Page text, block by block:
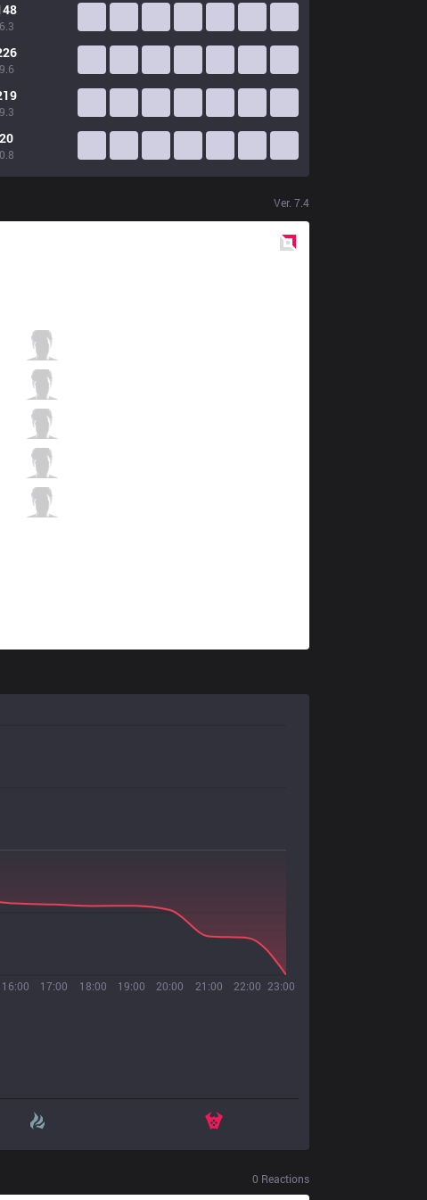
6.3
9.6
9.3
20
0.8
Ver. 7.4
16:00 17:00 18:00 19:00 20:00 21:00 22:00 23:00
0 Reactions